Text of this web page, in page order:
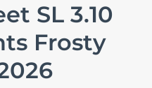
SL 3.10
Frosty